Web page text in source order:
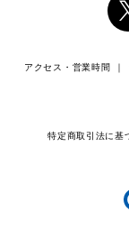
アクセス・営業時間
特定商取引法に基